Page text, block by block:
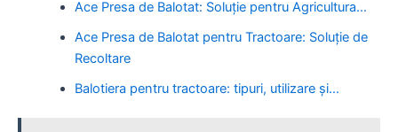
Ace Presa de Balotat: Soluție pentru Agricultura…
Ace Presa de Balotat pentru Tractoare: Soluție de
Recoltare
Balotiera pentru tractoare: tipuri, utilizare și…